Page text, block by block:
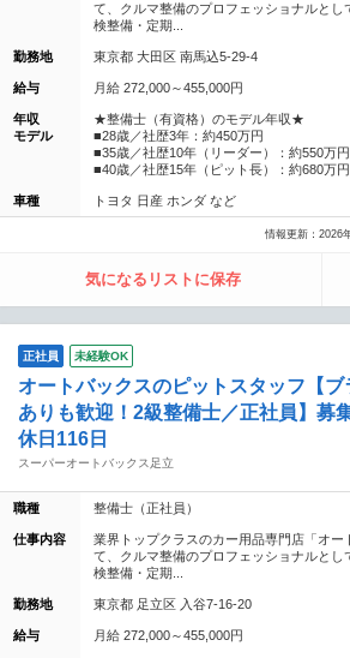
て、クルマ整備のプロフェッショナルとし
検整備・定期...
勤務地 東京都 大田区 南馬込5-29-4
給与 月給 272,000～455,000円
年収
モデル
★整備士（有資格）のモデル年収★
■28歳／社歴3年：約450万円
■35歳／社歴10年（リーダー）：約550万円
■40歳／社歴15年（ピット長）：約680万円
車種 トヨタ 日産 ホンダ など
情報更新：2026
気になるリストに保存
正社員 未経験OK
オートバックスのピットスタッフ【ブ
ありも歓迎！2級整備士／正社員】募
休日116日
スーパーオートバックス足立
職種 整備士（正社員）
仕事内容
業界トップクラスのカー用品専門店「オー
て、クルマ整備のプロフェッショナルとし
検整備・定期...
勤務地 東京都 足立区 入谷7-16-20
給与 月給 272,000～455,000円